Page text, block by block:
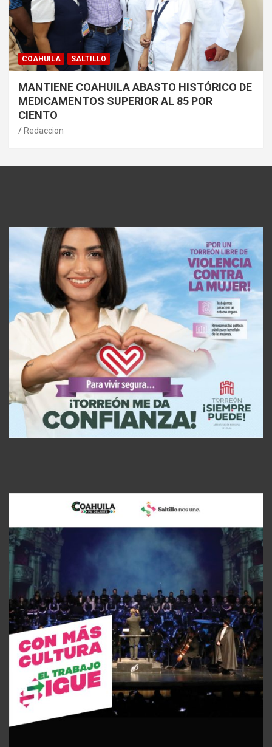
COAHUILA SALTILLO
MANTIENE COAHUILA ABASTO HISTÓRICO DE
MEDICAMENTOS SUPERIOR AL 85 POR
CIENTO
Redaccion